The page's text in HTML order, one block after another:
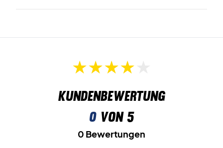
Kundenbewertung
0von 5
0 Bewertungen